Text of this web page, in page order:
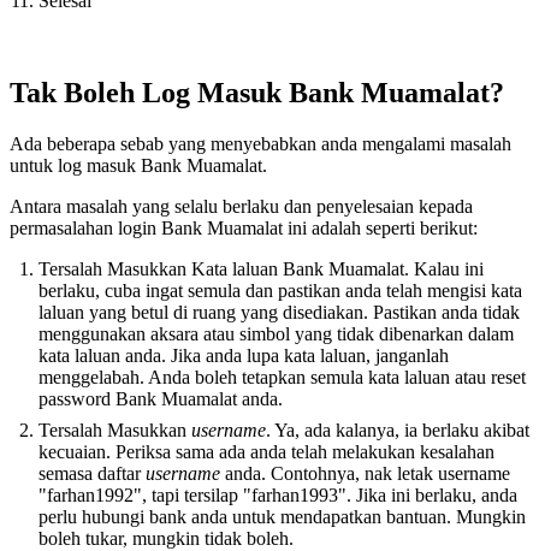
Tak Boleh Log Masuk Bank Muamalat?
Ada beberapa sebab yang menyebabkan anda mengalami masalah
untuk log masuk Bank Muamalat.
Antara masalah yang selalu berlaku dan penyelesaian kepada
permasalahan login Bank Muamalat ini adalah seperti berikut:
Tersalah Masukkan Kata laluan Bank Muamalat. Kalau ini
berlaku, cuba ingat semula dan pastikan anda telah mengisi kata
laluan yang betul di ruang yang disediakan. Pastikan anda tidak
menggunakan aksara atau simbol yang tidak dibenarkan dalam
kata laluan anda. Jika anda lupa kata laluan, janganlah
menggelabah. Anda boleh tetapkan semula kata laluan atau reset
password Bank Muamalat anda.
Tersalah Masukkan username. Ya, ada kalanya, ia berlaku akibat
kecuaian. Periksa sama ada anda telah melakukan kesalahan
semasa daftarusername anda. Contohnya, nak letak username
"farhan1992", tapi tersilap "farhan1993". Jika ini berlaku, anda
perlu hubungi bank anda untuk mendapatkan bantuan. Mungkin
boleh tukar, mungkin tidak boleh.